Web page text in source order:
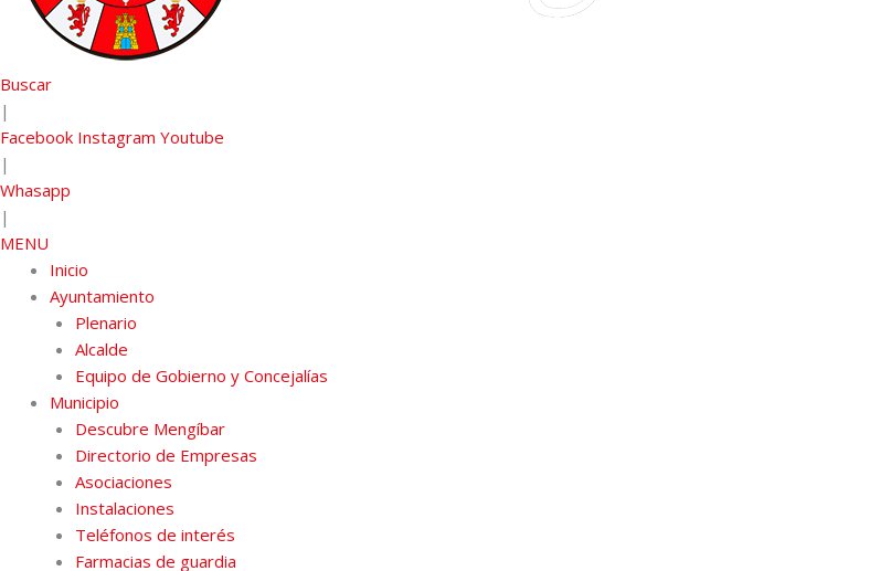
Buscar
|
Facebook Instagram Youtube
|
Whasapp
|
MENU
Inicio
Ayuntamiento
Plenario
Alcalde
Equipo de Gobierno y Concejalías
Municipio
Descubre Mengíbar
Directorio de Empresas
Asociaciones
Instalaciones
Teléfonos de interés
Farmacias de guardia